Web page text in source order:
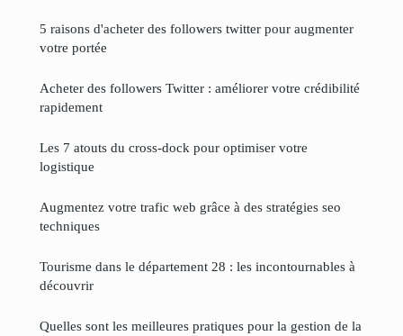
5 raisons d'acheter des followers twitter pour augmenter
votre portée
Acheter des followers Twitter : améliorer votre crédibilité
rapidement
Les 7 atouts du cross-dock pour optimiser votre
logistique
Augmentez votre trafic web grâce à des stratégies seo
techniques
Tourisme dans le département 28 : les incontournables à
découvrir
Quelles sont les meilleures pratiques pour la gestion de la